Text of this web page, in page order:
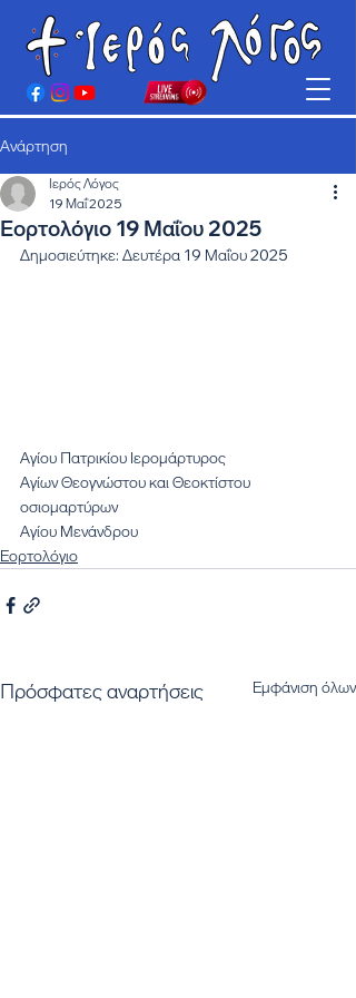
Ανάρτηση
Εορτολόγιο 19 Μαΐου 2025
Ιερός Λόγος
19 Μαΐ 2025
Δημοσιεύτηκε: Δευτέρα 19 Μαΐου 2025
Αγίου Πατρικίου Ιερομάρτυρος
Αγίων Θεογνώστου και Θεοκτίστου
οσιομαρτύρων
Αγίου Μενάνδρου
Εορτολόγιο
Πρόσφατες αναρτήσεις Εμφάνιση όλων